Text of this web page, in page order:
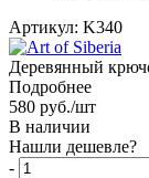
Артикул: K340
Деревянный
Подробнее
580 руб./шт
В наличии
Нашли дешевле?
-